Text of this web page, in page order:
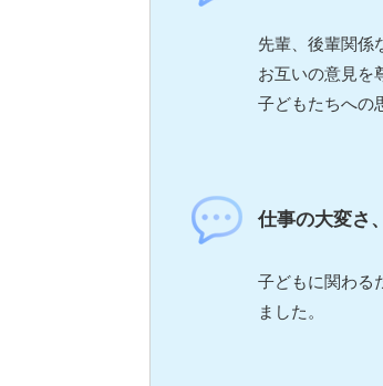
先輩、後輩関係
お互いの意見を
子どもたちへの
仕事の大変さ
子どもに関わる
ました。